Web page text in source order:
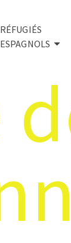
RÉFUGIÉS
ESPAGNOLS